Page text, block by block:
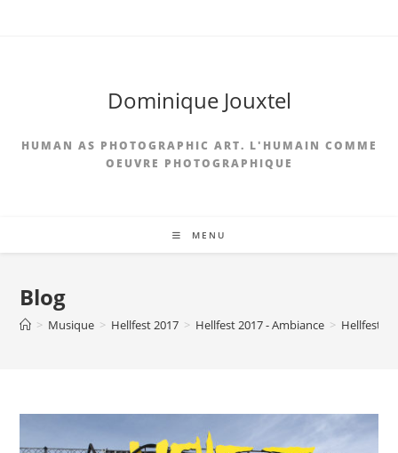
Dominique Jouxtel
HUMAN AS PHOTOGRAPHIC ART. L'HUMAIN COMME
OEUVRE PHOTOGRAPHIQUE
MENU
Blog
> Musique > Hellfest 2017 > Hellfest 2017 - Ambiance > Hellfest